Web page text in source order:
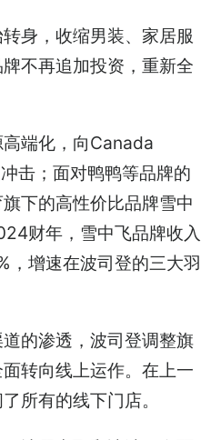
身，收缩男装、家居服
不再追加投资，重新全
端化，向Canada
击；面对鸭鸭等品牌的
下的高性价比品牌雪中
财年，雪中飞品牌收入
，增速在波司登的三大羽
的渗透，波司登调整旗
转向线上运作。在上一
所有的线下门店。